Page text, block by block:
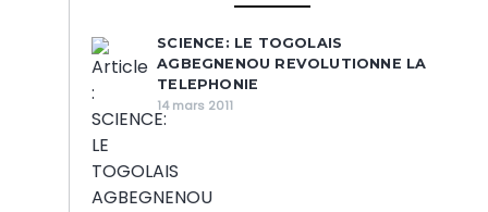
SCIENCE: LE TOGOLAIS
AGBEGNENOU REVOLUTIONNE LA
TELEPHONIE
14 mars 2011